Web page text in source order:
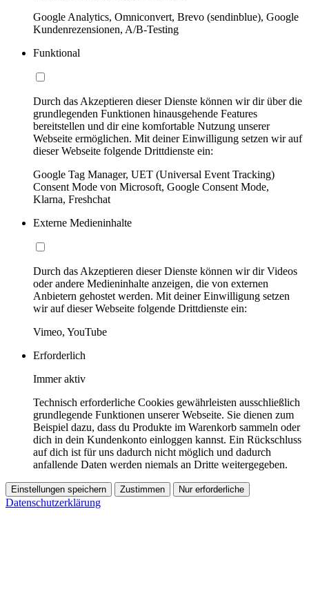
Google Analytics, Omniconvert, Brevo (sendinblue), Google
Kundenrezensionen, A/B-Testing
Funktional
Durch das Akzeptieren dieser Dienste können wir dir über die
grundlegenden Funktionen hinausgehende Features
bereitstellen und dir eine komfortable Nutzung unserer
Webseite ermöglichen. Mit deiner Einwilligung setzen wir auf
dieser Webseite folgende Drittdienste ein:
Google Tag Manager, UET (Universal Event Tracking)
Consent Mode von Microsoft, Google Consent Mode,
Klarna, Freshchat
Externe Medieninhalte
Durch das Akzeptieren dieser Dienste können wir dir Videos
oder andere Medieninhalte anzeigen, die von externen
Anbietern gehostet werden. Mit deiner Einwilligung setzen
wir auf dieser Webseite folgende Drittdienste ein:
Vimeo, YouTube
Erforderlich
Immer aktiv
Technisch erforderliche Cookies gewährleisten ausschließlich
grundlegende Funktionen unserer Webseite. Sie dienen zum
Beispiel dazu, dass du Produkte im Warenkorb sammeln oder
dich in dein Kundenkonto einloggen kannst. Ein Rückschluss
auf dich ist für uns dadurch nicht möglich und dadurch
anfallende Daten werden niemals an Dritte weitergegeben.
Einstellungen speichern Zustimmen Nur erforderliche
Datenschutzerklärung